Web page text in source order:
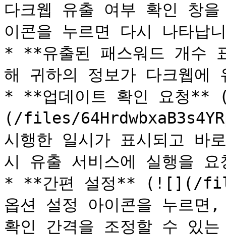
다크웹 유출 여부 확인 창
이콘을 누르면 다시 나타납
* **유출된 패스워드 개수
해 귀하의 정보가 다크웹에
* **업데이트 확인 요청
(/files/
시행한 일시가 표시되고 바
시 유출 서비스에 실행을
* **간편 설정** (![](/
옵션 설정 아이콘을 누르면
확인 간격을 조정할 수 있